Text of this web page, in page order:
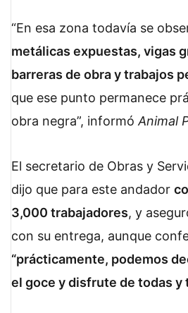
“En esa zona todavía se
metálicas expuestas, vigas
barreras de obra y trabajos
que ese punto permanece
obra negra”, informó Animal
El secretario de Obras y
dijo que para este andador
3,000 trabajadores, y
con su entrega, aunque
“prácticamente, podemos
el goce y disfrute de todas y